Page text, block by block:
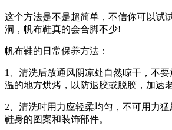
这个方法是不是超简单，不信你可以试
洞，帆布鞋真的会合脚不少!
帆布鞋的日常保养方法：
1、清洗后放通风阴凉处自然晾干，不
温的地方烘烤，以防退胶或脱胶，加速老
2、清洗时用力应轻柔均匀，不可用力
鞋身的图案和装饰部件。